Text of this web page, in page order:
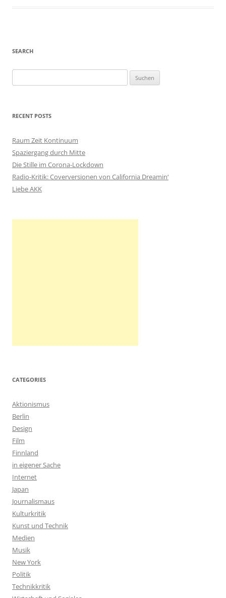
SEARCH
u
h
n
n
a
c
h
RECENT POSTS
Raum Zeit Kontinuum
Spaziergang durch Mitte
Die Stille im Corona-Lockdown
Radio-Kritik: Coverversionen von California Dreamin‘
Liebe AKK
CATEGORIES
Aktionismus
Berlin
Design
Film
Finnland
in eigener Sache
Internet
Japan
Journalismaus
Kulturkritik
Kunst und Technik
Medien
Musik
New York
Politik
Technikkritik